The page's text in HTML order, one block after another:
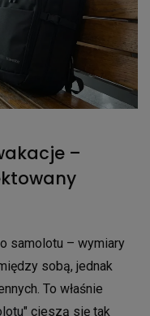
–
samolotu – wymiary
sobą, jednak
To właśnie
" cieszą się tak